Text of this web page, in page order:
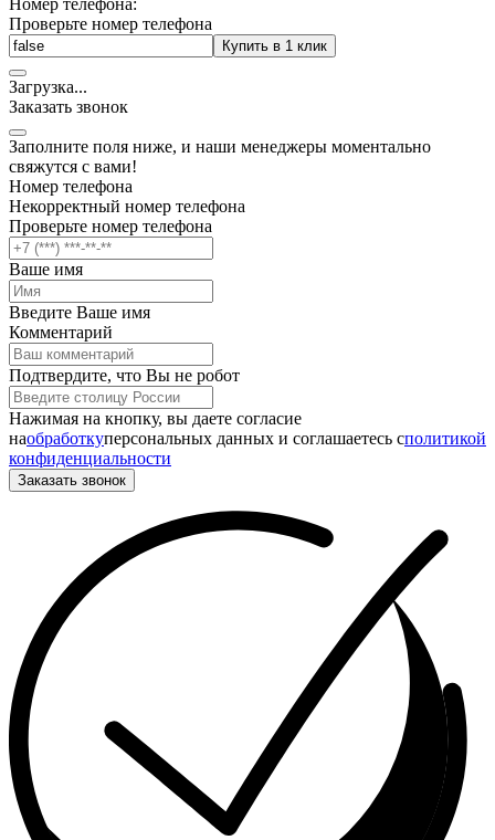
Проверьте номер телефона
Купить в 1 клик
Загрузка...
Заказать звонок
Заполните поля ниже, и наши менеджеры моментально
свяжутся с вами!
Номер телефона
Некорректный номер телефона
Проверьте номер телефона
Ваше имя
Введите Ваше имя
Комментарий
Подтвердите, что Вы не робот
Нажимая на кнопку, вы даете согласие
наобработкуперсональных данных и соглашаетесь cполитикой
конфиденциальности
Заказать звонок